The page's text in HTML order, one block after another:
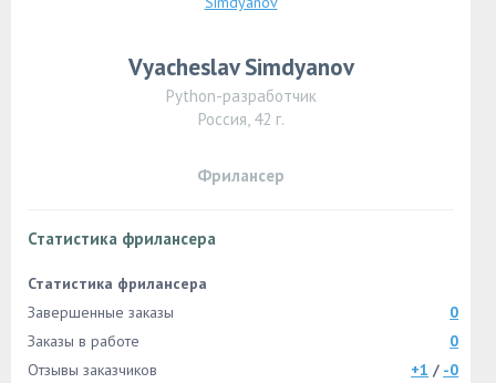
Vyacheslav Simdyanov
Python-разработчик
Россия, 42 г.
Фрилансер
Статистика фрилансера
Статистика фрилансера
Завершенные заказы
0
Заказы в работе
0
Отзывы заказчиков
+1 / -0